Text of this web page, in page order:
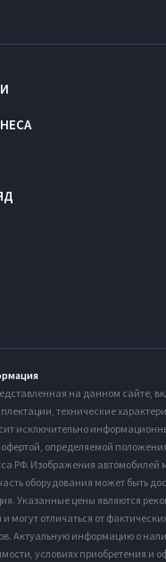
на данном сайте,
технические
исключительно
определяемой
РФ. Изображения автомобилей
оборудования может быть
Указанные цены являются
могут отличаться от
Актуальную информацию о
условиях приобретения и